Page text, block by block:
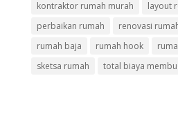
kontraktor rumah murah
layout
perbaikan rumah
renovasi
rumah baja
rumah hook
sketsa rumah
total biaya